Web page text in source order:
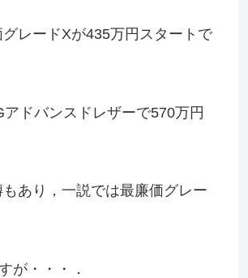
レードXが435万円スタートで
ドバンスドレザーで570万円
あり，一説では最廉価グレー
が・・・．